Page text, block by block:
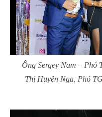
Ông Sergey Nam –
Thị Huyền Nga, Phó